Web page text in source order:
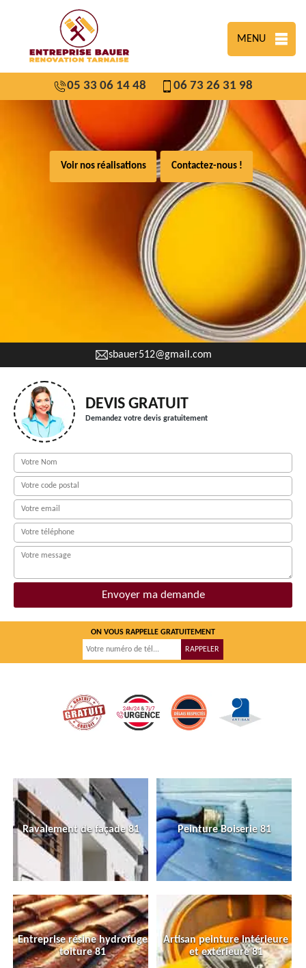
MENU
05 33 06 14 48 06 73 26 31 98
Voir nos réalisations Contactez-nous !
sbauer512@gmail.com
DEVIS GRATUIT
Demandez votre devis gratuitement
ON VOUS RAPPELLE GRATUITEMENT
Ravalement de façade 81 Peinture Boiserie 81
Entreprise résine hydrofuge
toiture 81
Artisan peinture intérieure
et extérieure 81